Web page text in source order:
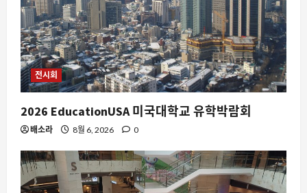
전시회
2026 EducationUSA 미국대학교 유학박람회
배소라 8월 6, 2026 0
4 8월 7, 2026 0
요즘뜨는소식
오버워치 디몬 시네마틱이 던지는 성장
통과 팬덤의 반응
8월 7, 2026 0
1
AI
YC 스타트업 스쿨에서 Gemini와 구글 AI
가 일상을 바꾸는 이유
8월 7, 2026 0